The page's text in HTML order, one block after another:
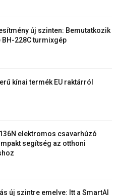
új szinten: Bemutatkozik
BH-228C turmixgép
kínai termék EU raktárról
elektromos csavarhúzó
segítség az otthoni
új szintre emelve: Itt a SmartAI